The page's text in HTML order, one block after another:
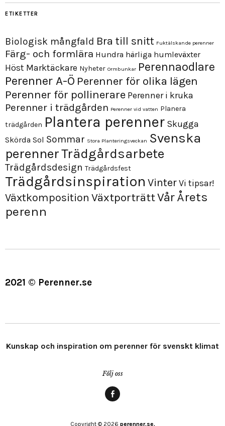
ETIKETTER
Biologisk mångfald Bra till snitt Fuktälskande perenner
Färg- och formlära Hundra härliga humleväxter
Höst Marktäckare Nyheter Ormbunkar Perennaodlare
Perenner A-Ö Perenner för olika lägen
Perenner för pollinerare Perenner i kruka
Perenner i trädgården Perenner vid vatten Planera
trädgården Plantera perenner Skugga
Skörda Sol Sommar Stora Planteringsveckan Svenska
perennerTrädgårdsarbete
Trädgårdsdesign Trädgårdsfest
Trädgårdsinspiration VinterVi tipsar!
Växtkomposition VäxtporträttVårÅrets
perenn
2021 © Perenner.se
Kunskap och inspiration om perenner för svenskt klimat
Följ oss
Copyright © 2026 perenner.se.